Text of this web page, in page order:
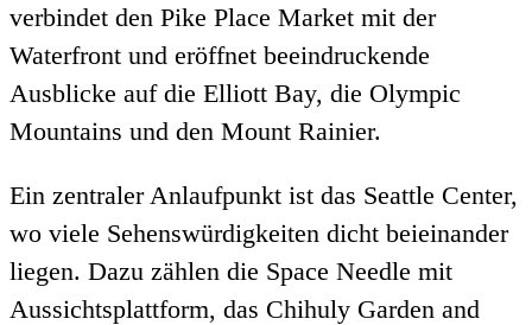
verbindet den Pike Place Market mit der
Waterfront und eröffnet beeindruckende
Ausblicke auf die Elliott Bay, die Olympic
Mountains und den Mount Rainier.
Ein zentraler Anlaufpunkt ist das Seattle Center,
wo viele Sehenswürdigkeiten dicht beieinander
liegen. Dazu zählen die Space Needle mit
Aussichtsplattform, das Chihuly Garden and